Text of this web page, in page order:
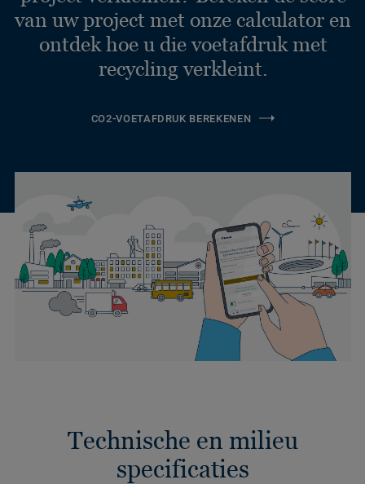
van uw project met onze calculator en
ontdek hoe u die voetafdruk met
recycling verkleint.
CO2-VOETAFDRUK BEREKENEN
Technische en milieu
specificaties